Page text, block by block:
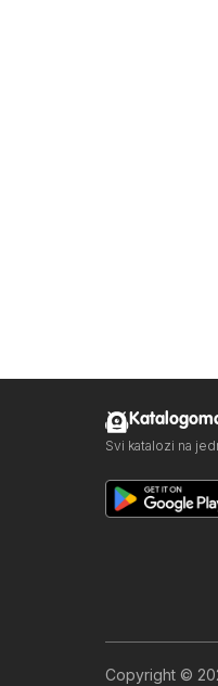
Svi katalozi na
Copyright ©